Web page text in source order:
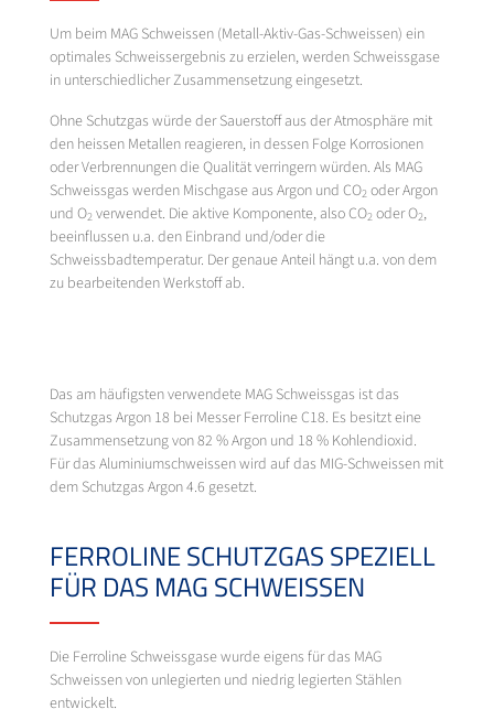
Um beim MAG Schweissen (Metall-Aktiv-Gas-Schweissen) ein
optimales Schweissergebnis zu erzielen, werden Schweissgase
in unterschiedlicher Zusammensetzung eingesetzt.
Ohne Schutzgas würde der Sauerstoff aus der Atmosphäre mit
den heissen Metallen reagieren, in dessen Folge Korrosionen
oder Verbrennungen die Qualität verringern würden. Als MAG
Schweissgas werden Mischgase aus Argon und CO2 oder Argon
und O2 verwendet. Die aktive Komponente, also CO2 oder O2,
beeinflussen u.a. den Einbrand und/oder die
Schweissbadtemperatur. Der genaue Anteil hängt u.a. von dem
zu bearbeitenden Werkstoff ab.
Das am häufigsten verwendete MAG Schweissgas ist das
Schutzgas Argon 18 bei Messer Ferroline C18. Es besitzt eine
Zusammensetzung von 82 % Argon und 18 % Kohlendioxid.
Für das Aluminiumschweissen wird auf das MIG-Schweissen mit
dem Schutzgas Argon 4.6 gesetzt.
FERROLINE SCHUTZGAS SPEZIELL
FÜR DAS MAG SCHWEISSEN
Die Ferroline Schweissgase wurde eigens für das MAG
Schweissen von unlegierten und niedrig legierten Stählen
entwickelt.